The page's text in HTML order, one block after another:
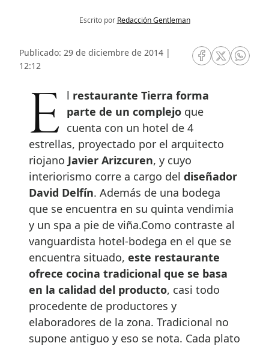
Escrito por Redacción Gentleman
Publicado: 29 de diciembre de 2014 |
12:12
RRSS Facebook
RRSSRRSS
El restaurante Tierra forma
parte de un complejo que
cuenta con un hotel de 4
estrellas, proyectado por el arquitecto
riojano Javier Arizcuren, y cuyo
interiorismo corre a cargo del diseñador
David Delfín. Además de una bodega
que se encuentra en su quinta vendimia
y un spa a pie de viña.Como contraste al
vanguardista hotel-bodega en el que se
encuentra situado, este restaurante
ofrece cocina tradicional que se basa
en la calidad del producto, casi todo
procedente de productores y
elaboradores de la zona. Tradicional no
supone antiguo y eso se nota. Cada plato